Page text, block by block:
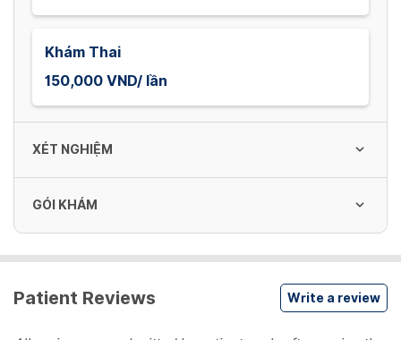
Khám Thai
150,000 VND/ lần
XÉT NGHIỆM
Định lượng Creatinin
38,000 VND/ lần
GÓI KHÁM
1,805,000 VND/ Gói
Patient Reviews Write a review